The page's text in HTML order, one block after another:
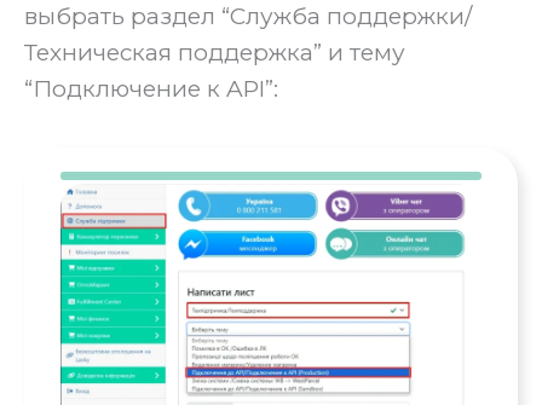
выбрать раздел “Служба поддержки/
Техническая поддержка” и тему
“Подключение к API”: